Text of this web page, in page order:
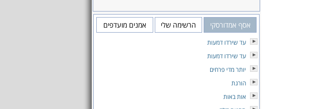
אסף אמדורסקי הרשימה שלי אמנים מועדפים
עד שירדו דמעות
עד שירדו דמעות
יותר מדי פרחים
הורגת
אות באות